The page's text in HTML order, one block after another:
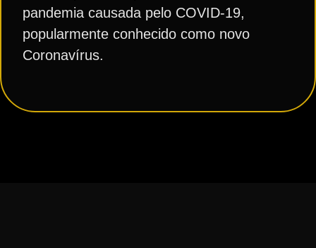
pandemia causada pelo COVID-19,
popularmente conhecido como novo
Coronavírus.